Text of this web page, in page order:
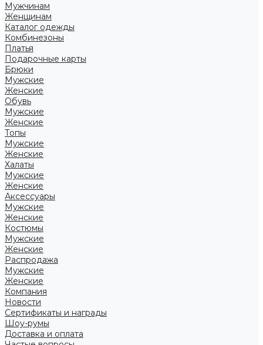
Мужчинам
Женщинам
Каталог одежды
Комбинезоны
Платья
Подарочные карты
Брюки
Мужские
Женские
Обувь
Мужские
Женские
Топы
Мужские
Женские
Халаты
Мужские
Женские
Аксессуары
Мужские
Женские
Костюмы
Мужские
Женские
Распродажа
Мужские
Женские
Компания
Новости
Сертификаты и награды
Шоу-румы
Доставка и оплата